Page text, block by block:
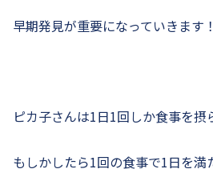
早期発見が重要になっていきます！
ピカ子さんは1日1回しか食事を摂
もしかしたら1回の食事で1日を満